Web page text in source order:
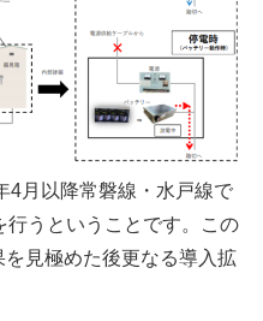
4月以降常磐線・水戸線で
行うということです。この
見極めた後更なる導入拡